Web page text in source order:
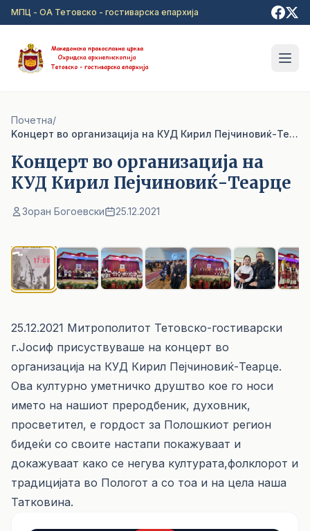
Прејди на главна содржина
МПЦ - ОА Тетовско - гостиварска епархија
Почетна/
Kонцерт во организација на КУД Кирил Пејчиновиќ-Теарце
Kонцерт во организација на
КУД Кирил Пејчиновиќ-Теарце
Зоран Богоевски 25.12.2021
25.12.2021 Митрополитот Тетовско-гостиварски
г.Јосиф присуствуваше на концерт во
организација на КУД Кирил Пејчиновиќ-Теарце.
Ова културно уметничко друштво кое го носи
името на нашиот преродбеник, духовник,
просветител, е гордост за Полошкиот регион
бидеќи со своите настапи покажуваат и
докажуваат како се негува културата,фолклорот и
традицијата во Пологот а со тоа и на цела наша
Татковина.